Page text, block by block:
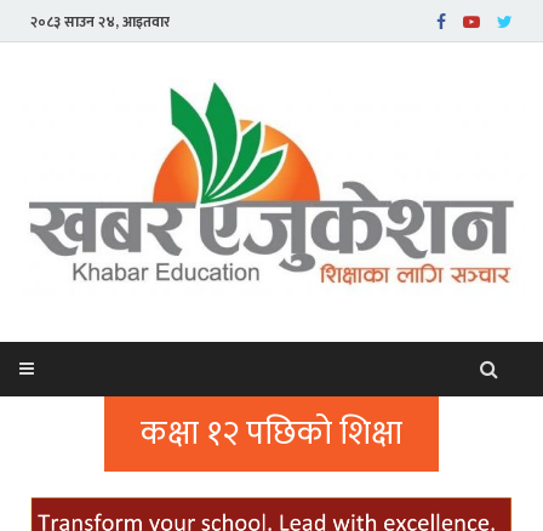
२०८३ साउन २४, आइतवार
कक्षा १२ पछिको शिक्षा